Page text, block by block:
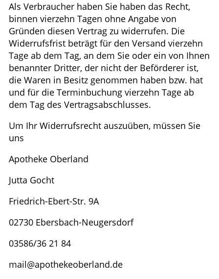
ELTERN UND KIND
Als Verbraucher haben Sie haben das Recht,
binnen vierzehn Tagen ohne Angabe von
Gründen diesen Vertrag zu widerrufen. Die
Widerrufsfrist beträgt für den Versand vierzehn
Tage ab dem Tag, an dem Sie oder ein von Ihnen
benannter Dritter, der nicht der Beförderer ist,
die Waren in Besitz genommen haben bzw. hat
und für die Terminbuchung vierzehn Tage ab
dem Tag des Vertragsabschlusses.
Um Ihr Widerrufsrecht auszuüben, müssen Sie
uns
Apotheke Oberland
Jutta Gocht
Friedrich-Ebert-Str. 9A
02730 Ebersbach-Neugersdorf
03586/36 21 84
mail@apothekeoberland.de